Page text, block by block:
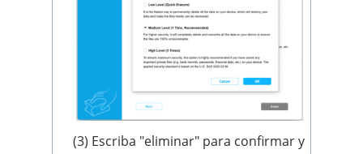
(3) Escriba "eliminar" para confirmar y